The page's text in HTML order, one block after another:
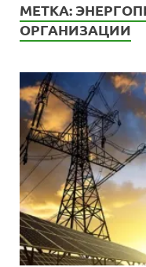
МЕТКА:
ОРГАНИЗАЦИИ